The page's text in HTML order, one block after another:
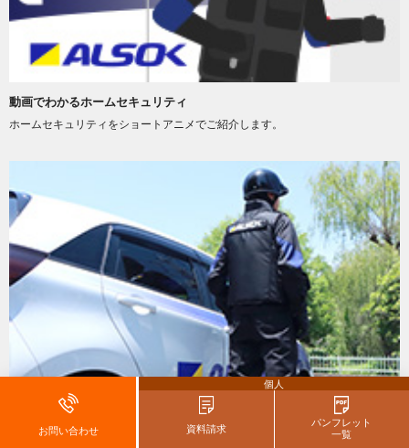
動画でわかるホームセキュリティ
ホームセキュリティをショートアニメでご紹介します。
お問い合わせ
個人
資料請求
パンフレット
一覧